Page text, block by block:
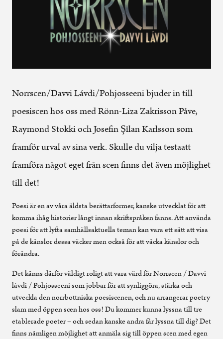
Norrscen/Davvi Lávdi/Pohjosseeni bjuder in till
poesiscen hos oss med Rönn-Liza Zakrisson Påve,
Raymond Stokki och Josefin Şîlan Karlsson som
framför urval av sina verk. Skulle du vilja testaatt
framföra något eget från scen finns det även möjlighet
till det!
Poesi är en av våra äldsta berättarformer, kanske utvecklat för att
komma ihåg historier långt innan skriftspråken fanns. Att använda
poesi för att lyfta samhällsaktuella teman kan vara ett sätt att visa
på de känslor dessa väcker men också för att väcka känslor och
förändra.
Det känns därför väldigt roligt att vara värd för Norrscen / Davvi
lávdi / Pohjosseeni som jobbar för att synliggöra, stärka och
utveckla den norrbottniska poesiscenen, och nu arrangerar poetry
slam med öppen scen hos oss! Du kommer kunna lyssna till tre
etablerade poeter – och sedan kanske andra får lyssna till dig? Det
finns nämligen möjlighet att anmäla sig till öppen scen med egen